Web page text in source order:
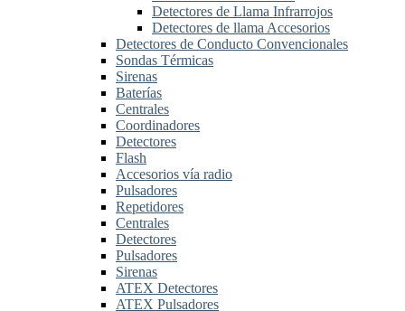
Detectores de Llama Infrarrojos
Detectores de llama Accesorios
Detectores de Conducto Convencionales
Sondas Térmicas
Sirenas
Baterías
Centrales
Coordinadores
Detectores
Flash
Accesorios vía radio
Pulsadores
Repetidores
Centrales
Detectores
Pulsadores
Sirenas
ATEX Detectores
ATEX Pulsadores